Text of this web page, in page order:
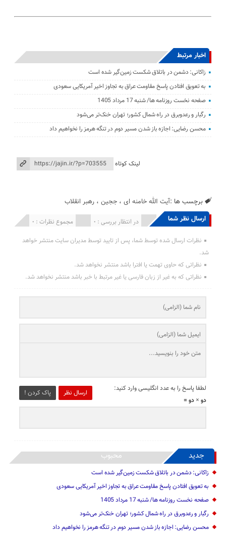
اخبار مرتبط
زاکانی: دشمن در باتلاق شکست زمین‌گیر شده است
به تعویق افتادن پاسخ مقاومت عراق به تجاوز اخیر آمریکایی سعودی
صفحه نخست روزنامه ها/ شنبه 17 مرداد 1405
رگبار و رعدوبرق در راه شمال کشور؛ تهران خنک‌تر می‌شود
محسن رضایی: اجازه باز شدن مسیر دوم در تنگه هرمز را نخواهیم داد
لینک کوتاه
برچسب ها :آیت الله خامنه ای ،ججین ،رهبر انقلاب
ارسال نظر شما مجموع نظرات : 0 در انتظار بررسی : 0 انتشار یافته : 0
نظرات ارسال شده توسط شما، پس از تایید توسط مدیران سایت منتشر خواهد
شد.
نظراتی که حاوی تهمت یا افترا باشد منتشر نخواهد شد.
نظراتی که به غیر از زبان فارسی یا غیر مرتبط با خبر باشد منتشر نخواهد شد.
ارسال نظر پاک کردن !
لطفا پاسخ را به عدد انگلیسی وارد کنید:
دو × دو =
جدید محبوب
زاکانی: دشمن در باتلاق شکست زمین‌گیر شده است
به تعویق افتادن پاسخ مقاومت عراق به تجاوز اخیر آمریکایی سعودی
صفحه نخست روزنامه ها/ شنبه 17 مرداد 1405
رگبار و رعدوبرق در راه شمال کشور؛ تهران خنک‌تر می‌شود
محسن رضایی: اجازه باز شدن مسیر دوم در تنگه هرمز را نخواهیم داد